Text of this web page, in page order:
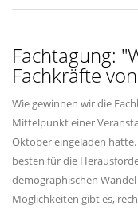
Fachtagung:
Fachkräfte
Wie gewinnen wir die
Mittelpunkt einer
Oktober eingeladen
besten für die
demographischen
Möglichkeiten gibt es,